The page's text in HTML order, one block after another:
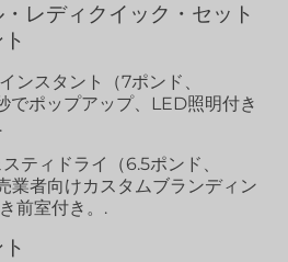
レディクイック・セット
ンスタント（7ポンド、
ポップアップ、LED照明付き
ティドライ（6.5ポンド、
者向けカスタムブランディン
前室付き。.